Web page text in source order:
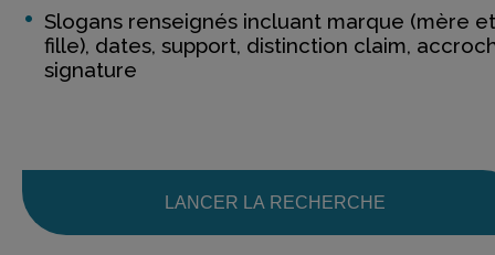
Slogans renseignés incluant marque (mère et
fille), dates, support, distinction claim,
signature
LANCER LA RECHERCHE